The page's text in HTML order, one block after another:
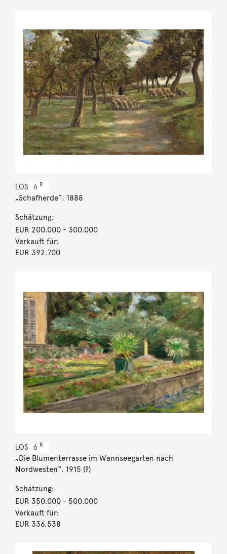
LOS 6 R
„Schafherde“. 1888
Schätzung:
EUR 200.000- 300.000
Verkauft für:
EUR 392.700
LOS 6 R
„Die Blumenterrasse im Wannseegarten nach
Nordwesten“. 1915 (?)
Schätzung:
EUR 350.000- 500.000
Verkauft für:
EUR 336.538